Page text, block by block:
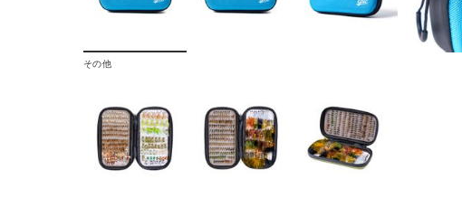
その他